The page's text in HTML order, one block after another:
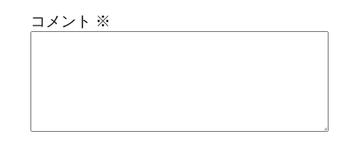
コメント ※